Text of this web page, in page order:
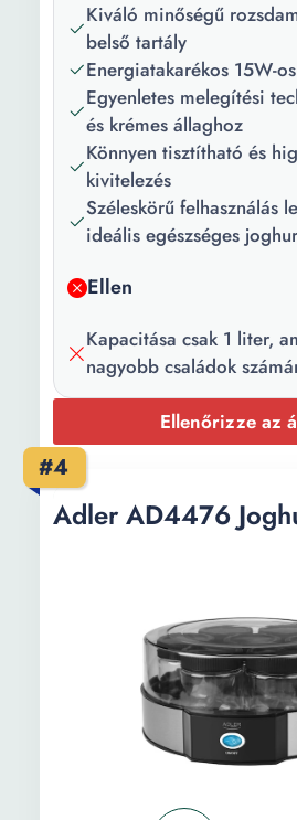
Tápfeszültség:
Kapacitás:
1 l
Előmelegítési
idő:
8 h 10 h
Vezérlőpanel
típusa:
Mechanikus
Hosszúság:
Súly:
200 g
Kiváló minőségű
belső tartály
Energiatakarékos 15W-
Egyenletes melegítési
és krémes állaghoz
Könnyen tisztítható és
kivitelezés
Széleskörű felhasználás
ideális egészséges
Ellen
Kapacitása csak 1 liter,
nagyobb családok
Ellenőrizze az
#4
Adler AD4476